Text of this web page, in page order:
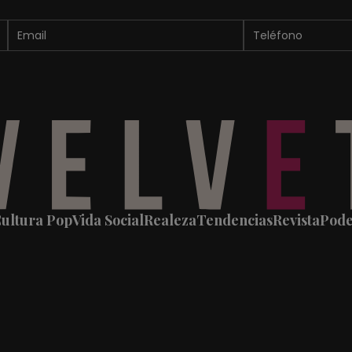
PopVida SocialRealezaTendenciasRevista